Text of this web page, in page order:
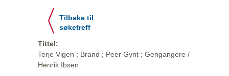
Tilbake til
søketreff
Tittel:
Terje Vigen ; Brand ; Peer Gynt ; Gengangere /
Henrik Ibsen